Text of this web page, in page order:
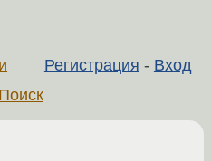
Регистрация - Вход
Поиск